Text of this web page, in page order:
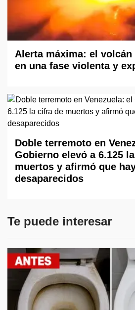
Alerta máxima: el volcán
en una fase violenta y
Doble terremoto en
Gobierno elevó a 6.125
muertos y afirmó que
desaparecidos
Te puede interesar